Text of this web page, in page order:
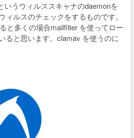
いうウィルススキャナのdaemonを
ィルスのチェックをするものです。
と多くの場合mailfilter を使ってロー
ると思います。clamav を使うのに